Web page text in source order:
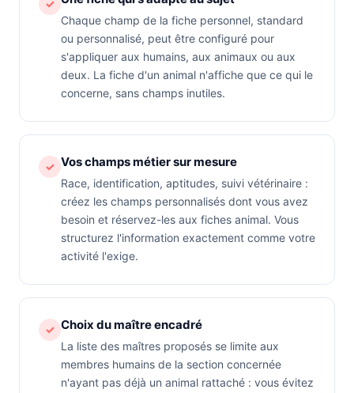
✓
Chaque champ de la fiche personnel, standard
ou personnalisé, peut être configuré pour
s'appliquer aux humains, aux animaux ou aux
deux. La fiche d'un animal n'affiche que ce qui le
concerne, sans champs inutiles.
✓ Vos champs métier sur mesure
Race, identification, aptitudes, suivi vétérinaire :
créez les champs personnalisés dont vous avez
besoin et réservez-les aux fiches animal. Vous
structurez l'information exactement comme votre
activité l'exige.
✓ Choix du maître encadré
La liste des maîtres proposés se limite aux
membres humains de la section concernée
n'ayant pas déjà un animal rattaché : vous évitez